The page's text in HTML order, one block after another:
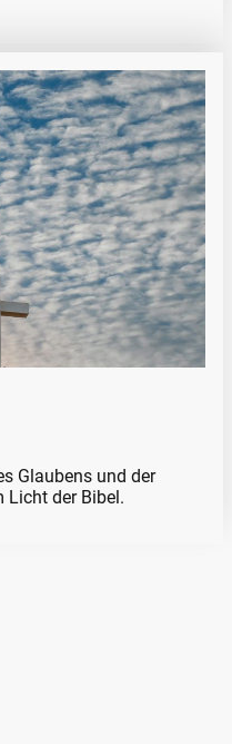
Glaubens und der
Licht der Bibel.